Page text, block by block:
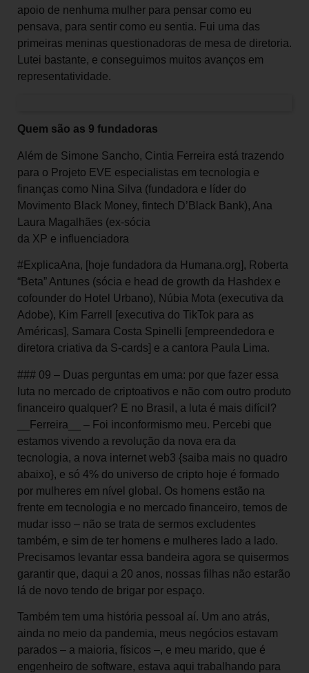
apoio de nenhuma mulher para pensar como eu
pensava, para sentir como eu sentia. Fui uma das
primeiras meninas questionadoras de mesa de diretoria.
Lutei bastante, e conseguimos muitos avanços em
representatividade.
Quem são as 9 fundadoras
Além de Simone Sancho, Cintia Ferreira está trazendo
para o Projeto EVE especialistas em tecnologia e
finanças como Nina Silva (fundadora e líder do
Movimento Black Money, fintech D’Black Bank), Ana
Laura Magalhães (ex-sócia
da XP e influenciadora
#ExplicaAna, [hoje fundadora da Humana.org], Roberta
“Beta” Antunes (sócia e head de growth da Hashdex e
cofounder do Hotel Urbano), Núbia Mota (executiva da
Adobe), Kim Farrell [executiva do TikTok para as
Américas], Samara Costa Spinelli [empreendedora e
diretora criativa da S-cards] e a cantora Paula Lima.
### 09 – Duas perguntas em uma: por que fazer essa
luta no mercado de criptoativos e não com outro produto
financeiro qualquer? E no Brasil, a luta é mais difícil?
__Ferreira__ – Foi inconformismo meu. Percebi que
estamos vivendo a revolução da nova era da
tecnologia, a nova internet web3 {saiba mais no quadro
abaixo}, e só 4% do universo de cripto hoje é formado
por mulheres em nível global. Os homens estão na
frente em tecnologia e no mercado financeiro, temos de
mudar isso – não se trata de sermos excludentes
também, e sim de ter homens e mulheres lado a lado.
Precisamos levantar essa bandeira agora se quisermos
garantir que, daqui a 20 anos, nossas filhas não estarão
lá de novo tendo de brigar por espaço.
Também tem uma história pessoal aí. Um ano atrás,
ainda no meio da pandemia, meus negócios estavam
parados – a maioria, físicos –, e meu marido, que é
engenheiro de software, estava aqui trabalhando para